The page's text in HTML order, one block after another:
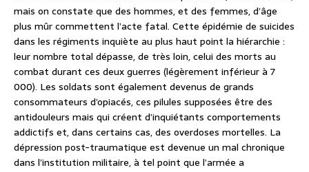
mais on constate que des hommes, et des femmes, d’âge
plus mûr commettent l’acte fatal. Cette épidémie de suicides
dans les régiments inquiète au plus haut point la hiérarchie :
leur nombre total dépasse, de très loin, celui des morts au
combat durant ces deux guerres (légèrement inférieur à 7
000). Les soldats sont également devenus de grands
consommateurs d’opiacés, ces pilules supposées être des
antidouleurs mais qui créent d’inquiétants comportements
addictifs et, dans certains cas, des overdoses mortelles. La
dépression post-traumatique est devenue un mal chronique
dans l’institution militaire, à tel point que l’armée a